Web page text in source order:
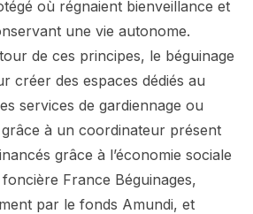
où régnaient bienveillance et
une vie autonome.
de ces principes, le béguinage
créer des espaces dédiés au
services de gardiennage ou
grâce à un coordinateur présent
grâce à l’économie sociale
France Béguinages,
par le fonds Amundi, et